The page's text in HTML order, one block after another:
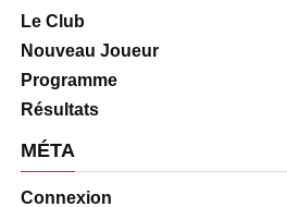
Le Club
Nouveau Joueur
Programme
Résultats
MÉTA
Connexion